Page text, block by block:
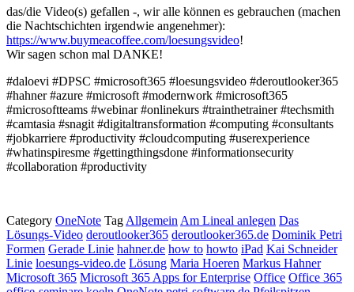
das/die Video(s) gefallen -, wir alle können es gebrauchen (machen
die Nachtschichten irgendwie angenehmer):
https://www.buymeacoffee.com/loesungsvideo!
Wir sagen schon mal DANKE!
#daloevi #DPSC #microsoft365 #loesungsvideo #deroutlooker365
#hahner #azure #microsoft #modernwork #microsoft365
#microsoftteams #webinar #onlinekurs #trainthetrainer #techsmith
#camtasia #snagit #digitaltransformation #computing #consultants
#jobkarriere #productivity #cloudcomputing #userexperience
#whatinspiresme #gettingthingsdone #informationsecurity
#collaboration #productivity
Category OneNote Tag Allgemein Am Lineal anlegen Das
Lösungs-Video deroutlooker365 deroutlooker365.de Dominik Petri
Formen Gerade Linie hahner.de how to howto iPad Kai Schneider
Linie loesungs-video.de Lösung Maria Hoeren Markus Hahner
Microsoft 365 Microsoft 365 Apps for Enterprise Office Office 365